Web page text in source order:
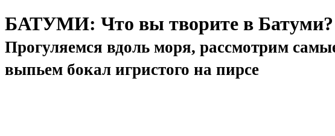
БАТУМИ: Что вы творите в Батуми?
Прогуляемся вдоль моря, рассмотрим
выпьем бокал игристого на пирсе